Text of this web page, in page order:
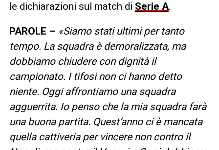
le dichiarazioni sul match di Serie A.
PAROLE – «Siamo stati ultimi per tanto
tempo. La squadra è demoralizzata, ma
dobbiamo chiudere con dignità il
campionato. I tifosi non ci hanno detto
niente. Oggi affrontiamo una squadra
agguerrita. Io penso che la mia squadra farà
una buona partita. Quest’anno ci è mancata
quella cattiveria per vincere non contro il